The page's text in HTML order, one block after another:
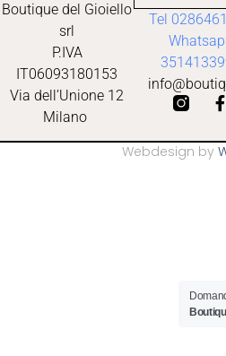
Boutique del Gioiello
srl
P.IVA
IT06093180153
Via dell’Unione 12
Milano
Tel
Webdesign by